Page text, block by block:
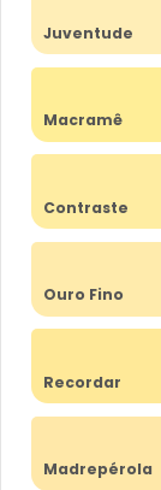
Juventude
Macramê
Contraste
Ouro Fino
Recordar
Madrepérola